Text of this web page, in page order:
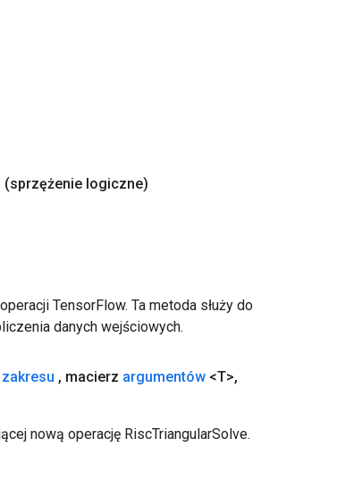
(sprzężenie logiczne)
TensorFlow. Ta metoda służy do
danych wejściowych.
zakresu , macierz argumentów <T>,
nową operację RiscTriangularSolve.